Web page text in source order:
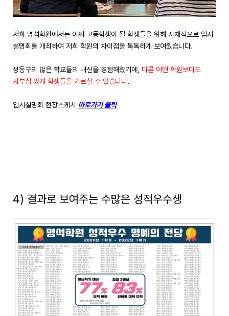
저희 명석학원에서는 이제 고등학생이 될 학생들을 위해 자체적으로 입시
설명회를 개최하여 저희 학원의 차이점을 톡톡하게 보여줬습니다.
성동구의 많은 학교들의 내신을 경험해왔기에, 다른 어떤 학원보다도
자부심 있게 학생들을 가르칠 수 있습니다.
입시설명회 현장스케치 바로가기 클릭
4) 결과로 보여주는 수많은 성적우수생